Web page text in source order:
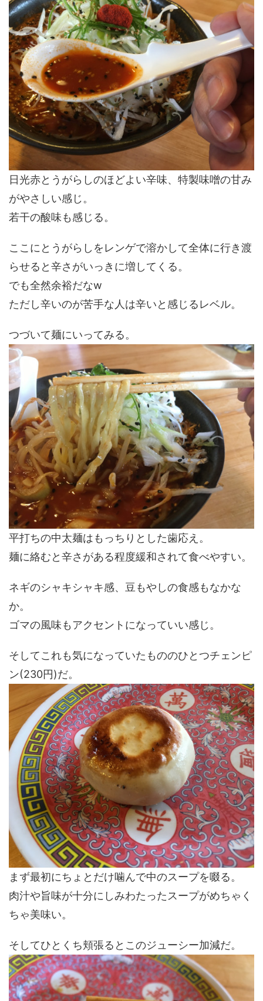
日光赤とうがらしのほどよい辛味、特製味噌の甘み
がやさしい感じ。
若干の酸味も感じる。
ここにとうがらしをレンゲで溶かして全体に行き渡
らせると辛さがいっきに増してくる。
でも全然余裕だなw
ただし辛いのが苦手な人は辛いと感じるレベル。
つづいて麺にいってみる。
平打ちの中太麺はもっちりとした歯応え。
麺に絡むと辛さがある程度緩和されて食べやすい。
ネギのシャキシャキ感、豆もやしの食感もなかな
か。
ゴマの風味もアクセントになっていい感じ。
そしてこれも気になっていたもののひとつチェンピ
ン(230円)だ。
まず最初にちょとだけ噛んで中のスープを啜る。
肉汁や旨味が十分にしみわたったスープがめちゃく
ちゃ美味い。
そしてひとくち頬張るとこのジューシー加減だ。